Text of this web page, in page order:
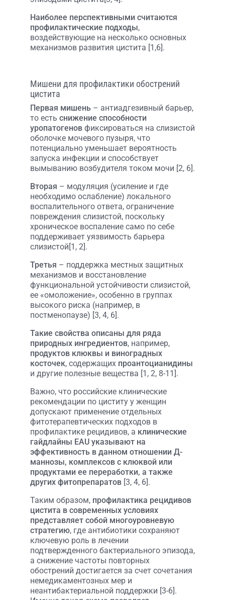
Наиболее перспективными считаются
профилактические подходы,
воздействующие на несколько основных
механизмов развития цистита [1,6].
Мишени для профилактики обострений
цистита
Первая мишень – антиадгезивный барьер,
то есть снижение способности
уропатогенов фиксироваться на слизистой
оболочке мочевого пузыря, что
потенциально уменьшает вероятность
запуска инфекции и способствует
вымыванию возбудителя током мочи [2, 6].
Вторая – модуляция (усиление и где
необходимо ослабление) локального
воспалительного ответа, ограничение
повреждения слизистой, поскольку
хроническое воспаление само по себе
поддерживает уязвимость барьера
слизистой[1, 2].
Третья – поддержка местных защитных
механизмов и восстановление
функциональной устойчивости слизистой,
ее «омоложение», особенно в группах
высокого риска (например, в
постменопаузе) [3, 4, 6].
Такие свойства описаны для ряда
природных ингредиентов, например,
продуктов клюквы и виноградных
косточек, содержащих проантоцианидины
и другие полезные вещества [1, 2, 8-11].
Важно, что российские клинические
рекомендации по циститу у женщин
допускают применение отдельных
фитотерапевтических подходов в
профилактике рецидивов, а клинические
гайдлайны EAU указывают на
эффективность в данном отношении Д-
маннозы, комплексов с клюквой или
продуктами ее переработки, а также
других фитопрепаратов [3, 4, 6].
Таким образом, профилактика рецидивов
цистита в современных условиях
представляет собой многоуровневую
стратегию, где антибиотики сохраняют
ключевую роль в лечении
подтвержденного бактериального эпизода,
а снижение частоты повторных
обострений достигается за счет сочетания
немедикаментозных мер и
неантибактериальной поддержки [3-6].